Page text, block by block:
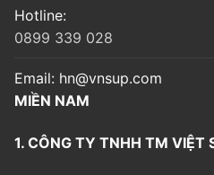
Hotline:
0899 339 028
Email: hn@vnsup.com
MIỀN NAM
1. CÔNG TY TNHH TM VIỆT